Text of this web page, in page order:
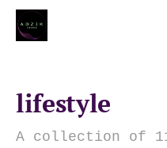
lifestyle
A collection of